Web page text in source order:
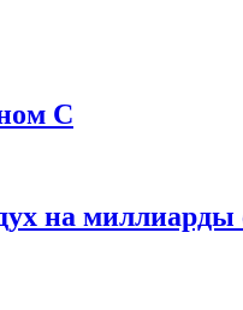
C
на миллиарды